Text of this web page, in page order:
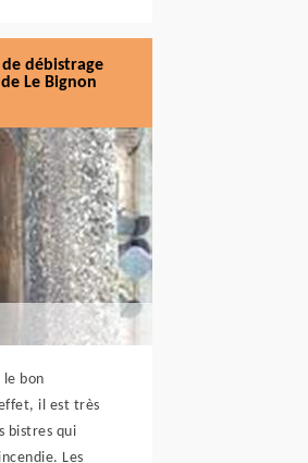
débistrage
Le Bignon
le bon
il est très
bistres qui
Les